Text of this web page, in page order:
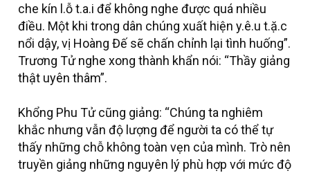
che kín l.ỗ t.a.i để không nghe được quá nhiều
điều. Một khi trong dân chúng xuất hiện y.ê.u t.ặ.c
nổi dậy, vị Hoàng Đế sẽ chấn chỉnh lại tình huống”.
Trương Tử nghe xong thành khẩn nói: “Thầy giảng
thật uyên thâm”.
Khổng Phu Tử cũng giảng: “Chúng ta nghiêm
khắc nhưng vẫn độ lượng để người ta có thể tự
thấy những chỗ không toàn vẹn của mình. Trò nên
truyền giảng những nguyên lý phù hợp với mức độ